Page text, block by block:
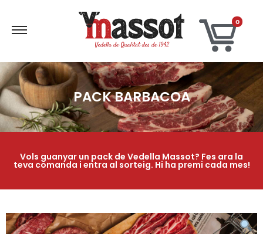
0
PACK BARBACOA
Vols guanyar un pack de Vedella Massot? Fes ara la
teva comanda i entra al sorteig. Hi ha premi cada mes!